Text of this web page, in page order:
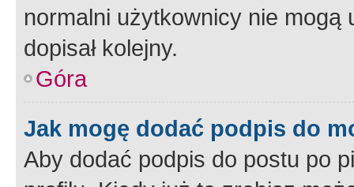
normalni użytkownicy nie
dopisał kolejny.
Góra
Jak mogę dodać podpis do
Aby dodać podpis do postu po